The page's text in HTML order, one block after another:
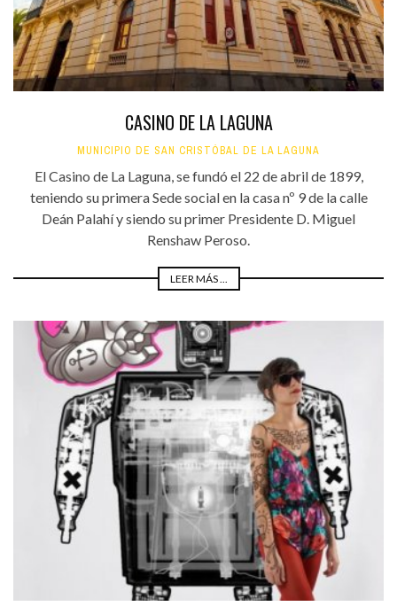
CASINO DE LA LAGUNA
MUNICIPIO DE SAN CRISTÓBAL DE LA LAGUNA
El Casino de La Laguna, se fundó el 22 de abril de 1899,
teniendo su primera Sede social en la casa nº 9 de la calle
Deán Palahí y siendo su primer Presidente D. Miguel
Renshaw Peroso.
LEER MÁS ...